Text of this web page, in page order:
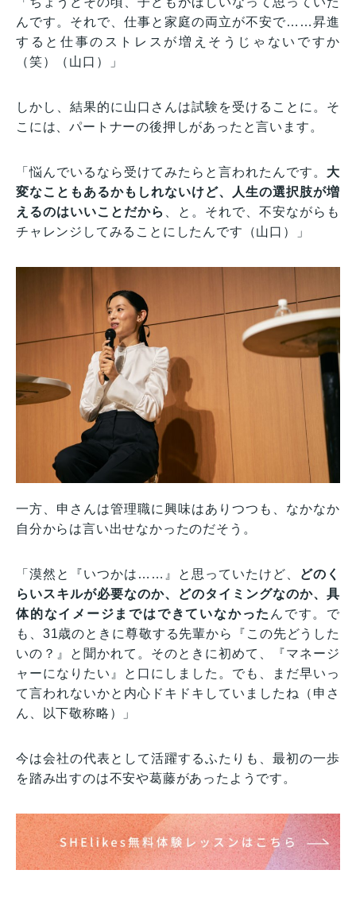
んです。それで、仕事と家庭の両立が不安で……昇進
すると仕事のストレスが増えそうじゃないですか
（笑）（山口）」
しかし、結果的に山口さんは試験を受けることに。そ
こには、パートナーの後押しがあったと言います。
「悩んでいるなら受けてみたらと言われたんです。 大
変なこともあるかもしれないけど、人生の選択肢が増
えるのはいいことだから
、と。それで、不安ながらも
チャレンジしてみることにしたんです（山口）」
一方、申さんは管理職に興味はありつつも、なかなか
自分からは言い出せなかったのだそう。
「漠然と『いつかは……』と思っていたけど、
どのく
らいスキルが必要なのか、どのタイミングなのか、具
体的なイメージまではできていなかった んです。で
も、31歳のときに尊敬する先輩から『この先どうした
いの？』と聞かれて。そのときに初めて、『マネージ
ャーになりたい』と口にしました。でも、まだ早いっ
て言われないかと内心ドキドキしていましたね（申さ
ん、以下敬称略）」
今は会社の代表として活躍するふたりも、最初の一歩
を踏み出すのは不安や葛藤があったようです。